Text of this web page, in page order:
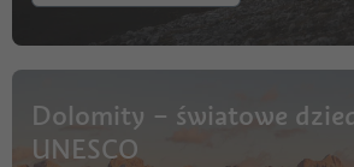
Dolomity – światowe
UNESCO